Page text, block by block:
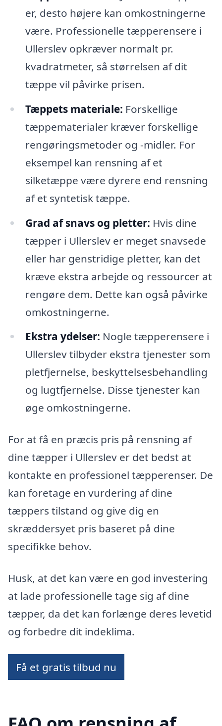
er, desto højere kan omkostningerne
være. Professionelle tæpperensere i
Ullerslev opkræver normalt pr.
kvadratmeter, så størrelsen af dit
tæppe vil påvirke prisen.
Tæppets materiale: Forskellige
tæppematerialer kræver forskellige
rengøringsmetoder og -midler. For
eksempel kan rensning af et
silketæppe være dyrere end rensning
af et syntetisk tæppe.
Grad af snavs og pletter: Hvis dine
tæpper i Ullerslev er meget snavsede
eller har genstridige pletter, kan det
kræve ekstra arbejde og ressourcer at
rengøre dem. Dette kan også påvirke
omkostningerne.
Ekstra ydelser: Nogle tæpperensere i
Ullerslev tilbyder ekstra tjenester som
pletfjernelse, beskyttelsesbehandling
og lugtfjernelse. Disse tjenester kan
øge omkostningerne.
For at få en præcis pris på rensning af
dine tæpper i Ullerslev er det bedst at
kontakte en professionel tæpperenser. De
kan foretage en vurdering af dine
tæppers tilstand og give dig en
skræddersyet pris baseret på dine
specifikke behov.
Husk, at det kan være en god investering
at lade professionelle tage sig af dine
tæpper, da det kan forlænge deres levetid
og forbedre dit indeklima.
Få et gratis tilbud nu